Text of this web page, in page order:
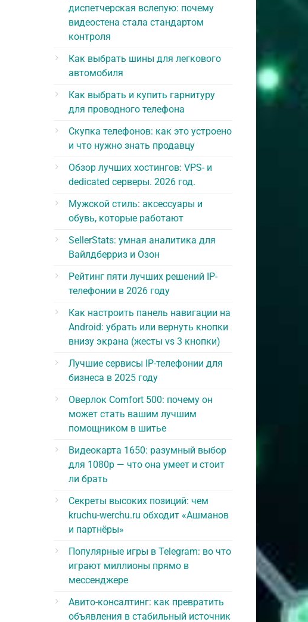
диспетчерская вслепую: почему
видеостена стала стандартом
контроля
Как выбрать шины для легкового
автомобиля
Как выбрать и купить гарнитуру
для проводного телефона
Скупка телефонов: как это устроено
и что нужно знать продавцу
Обзор лучших хостингов: VPS- и
dedicated серверы. 2026 год.
Мужской стиль: аксессуары и
обувь, которые работают
SellerStats: умная аналитика для
Вайлдберриз и Озон
Рейтинг пяти лучших решений IP-
телефонии в 2026 году
Как настроить панель навигации на
Android: убрать или вернуть кнопки
внизу экрана (жесты vs 3 кнопки)
Лучшие сервисы IP-телефонии для
бизнеса в 2025 году
Оверлок Comfort 500: почему он
может стать вашим лучшим
помощником в шитье
Видеокарта 1650: разумный выбор
для 1080p — что она умеет и стоит
ли брать
Секреты высоких позиций: чем
kruchu-werchu.ru обходит «Ашманов
и партнёры»
Популярные игры в Telegram: во что
играют миллионы прямо в
мессенджере
Авито-консалтинг: как превратить
объявления в стабильный источник